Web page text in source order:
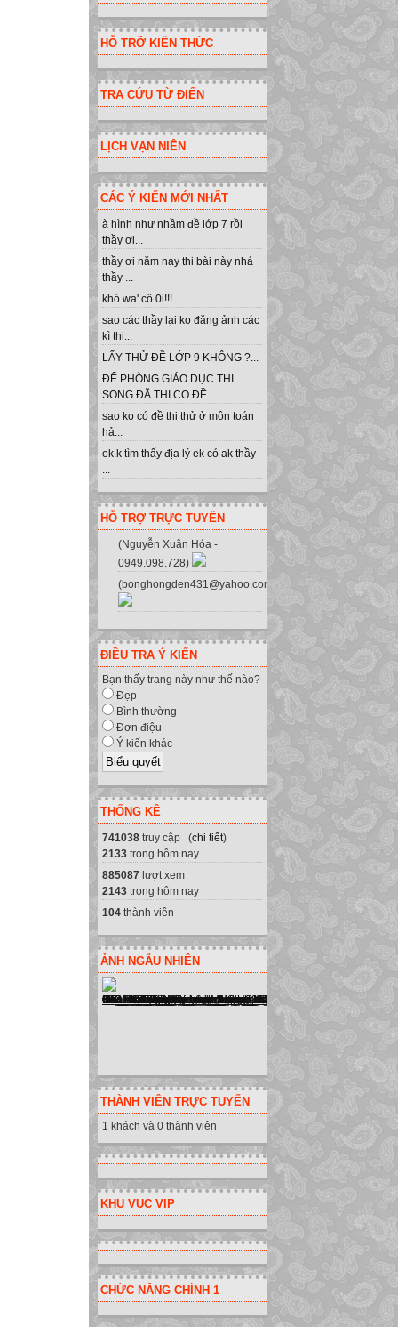
HỖ TRỠ KIẾN THỨC
TRA CỨU TỪ ĐIỂN
LỊCH VẠN NIÊN
CÁC Ý KIẾN MỚI NHẤT
à hình như nhầm đề lớp 7 rồi
thầy ơi...
thầy ơi năm nay thi bài này nhá
thầy ...
khó wa' cô 0i!!! ...
sao các thầy lại ko đăng ảnh các
kì thi...
LẤY THỬ ĐỀ LỚP 9 KHÔNG ?...
ĐỂ PHÒNG GIÁO DỤC THI
SONG ĐÃ THI CO ĐỀ...
sao ko có đề thi thử ở môn toán
hả...
ek.k tìm thấy địa lý ek có ak thầy
...
HỖ TRỢ TRỰC TUYẾN
(Nguyễn Xuân Hóa -
0949.098.728)
(bonghongden431@yahoo.com.vn)
ĐIỀU TRA Ý KIẾN
Bạn thấy trang này như thế nào?
Đẹp
Bình thường
Đơn điệu
Ý kiến khác
THỐNG KÊ
741038 truy cập (chi tiết)
2133 trong hôm nay
885087 lượt xem
2143 trong hôm nay
104 thành viên
ẢNH NGẪU NHIÊN
THÀNH VIÊN TRỰC TUYẾN
1 khách và 0 thành viên
KHU VUC VIP
CHỨC NĂNG CHÍNH 1